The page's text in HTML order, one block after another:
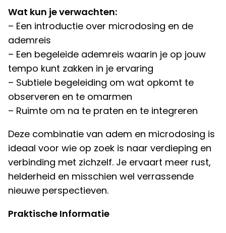
Wat kun je verwachten:
– Een introductie over microdosing en de
ademreis
– Een begeleide ademreis waarin je op jouw
tempo kunt zakken in je ervaring
– Subtiele begeleiding om wat opkomt te
observeren en te omarmen
– Ruimte om na te praten en te integreren
Deze combinatie van adem en microdosing is
ideaal voor wie op zoek is naar verdieping en
verbinding met zichzelf. Je ervaart meer rust,
helderheid en misschien wel verrassende
nieuwe perspectieven.
Praktische Informatie